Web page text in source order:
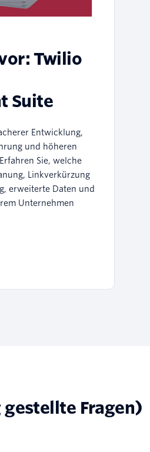
Twilio
Suite
Entwicklung,
und höheren
Sie, welche
Linkverkürzung
erweiterte Daten und
Unternehmen
gestellte Fragen)